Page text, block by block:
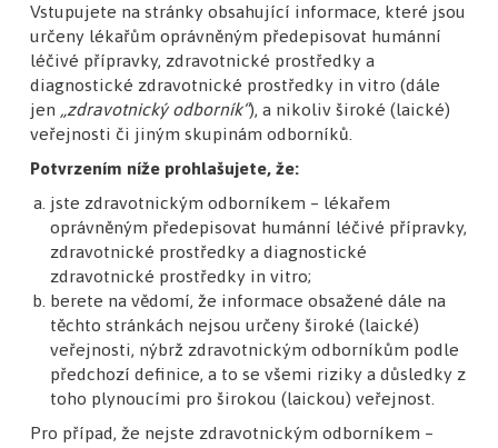
Přihlaste se
k odběru
newsletteru
Přečtěte si novinky z oboru
Vstupujete na stránky obsahující informace, které jsou
určeny lékařům oprávněným předepisovat humánní
léčivé přípravky, zdravotnické prostředky a
diagnostické zdravotnické prostředky in vitro (dále
jen „zdravotnický odborník“), a nikoliv široké (laické)
veřejnosti či jiným skupinám odborníků.
Potvrzením níže prohlašujete, že:
jste zdravotnickým odborníkem – lékařem
oprávněným předepisovat humánní léčivé přípravky,
zdravotnické prostředky a diagnostické
zdravotnické prostředky in vitro;
berete na vědomí, že informace obsažené dále na
těchto stránkách nejsou určeny široké (laické)
veřejnosti, nýbrž zdravotnickým odborníkům podle
předchozí definice, a to se všemi riziky a důsledky z
toho plynoucími pro širokou (laickou) veřejnost.
Pro případ, že nejste zdravotnickým odborníkem –